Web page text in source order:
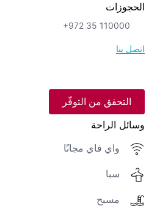
الحجوزات
+972 35 110000
اتصل بنا
التحقق من التوفّر
وسائل الراحة
واي فاي مجانًا
سبا
مسبح